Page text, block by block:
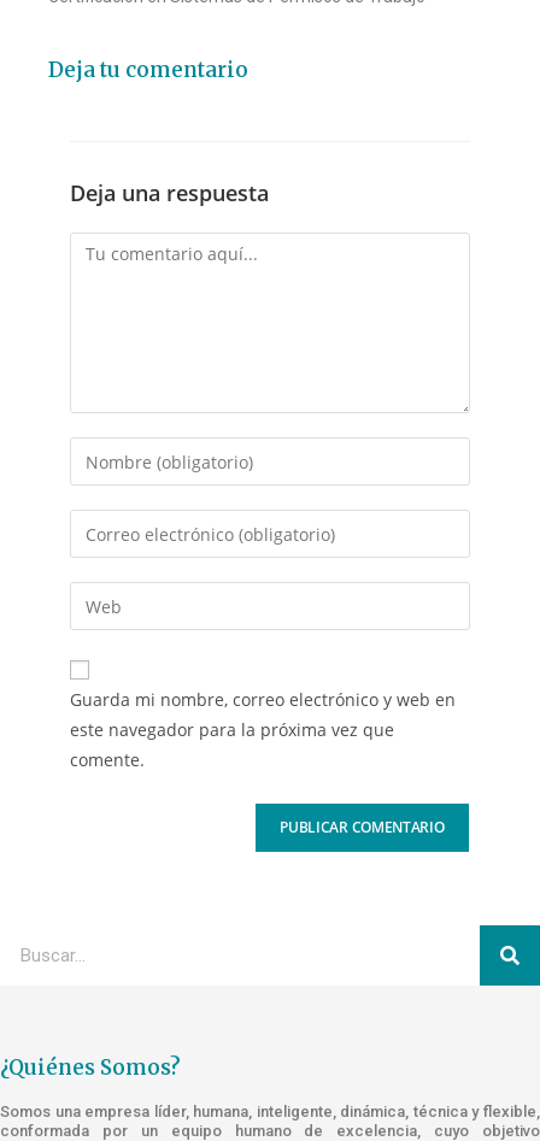
Deja tu comentario
Deja una respuesta
Guarda mi nombre, correo electrónico y web en
este navegador para la próxima vez que
comente.
¿Quiénes Somos?
Somos una empresa líder, humana, inteligente, dinámica, técnica y flexible,
conformada por un equipo humano de excelencia, cuyo objetivo